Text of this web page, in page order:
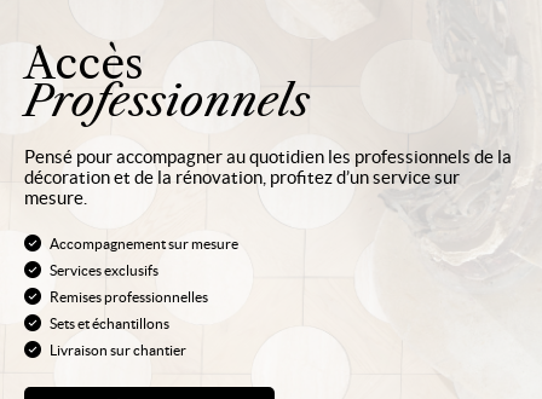
Accès
Professionnels
Pensé pour accompagner au quotidien les professionnels de la
décoration et de la rénovation, profitez d’un service sur
mesure.
Accompagnement sur mesure
Services exclusifs
Remises professionnelles
Sets et échantillons
Livraison sur chantier